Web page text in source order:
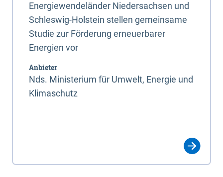
Energiewendeländer Niedersachsen und
Schleswig-Holstein stellen gemeinsame
Studie zur Förderung erneuerbarer
Energien vor
Anbieter
Nds. Ministerium für Umwelt, Energie und
Klimaschutz